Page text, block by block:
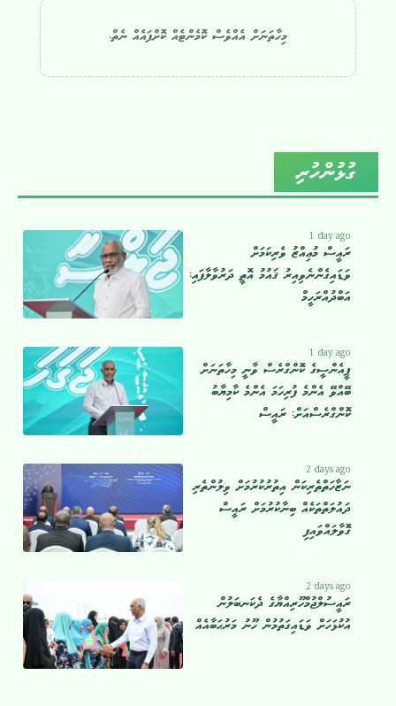
މިހާތަނަށް އެއްވެސް ކޮމެންޓެއް ކޮށްފައެއް ނެތް.
ގުޅުންހުރި
1 day ago
ރައީސް މުޢިއްޒު ވެރިކަމަށް
ވަޑައިގެންނެވިއިރު ޤައުމު އޮތީ ދަރުވާލާފައި:
އަބްދުއްރަހީމް
1 day ago
ޕީއެންސީގެ ކޮންގްރެސް ވާނީ މިހާތަނަށް
ބޭއްވޭ އެންމެ ފުރިހަމަ އެންމެ ކާމިޔާބު
ކޮންގްރެސްއަށް: ރައީސް
2 days ago
ނަޒާހަތްތެރިކަން އިތުރުކުރުމަށް ވިލުންތެރި
ދައުލަތްތަކެއް ބިނާކުރުމަށް ރައީސް
ގޮވާލައްވައިފި
2 days ago
ރައީސުލްޖުމްހޫރިއްޔާގެ ދެކަނބަލުން
އުކުޅަހަށް ވަޑައިގަތުމުން ހޫނު މަރުޙަބާއެއް